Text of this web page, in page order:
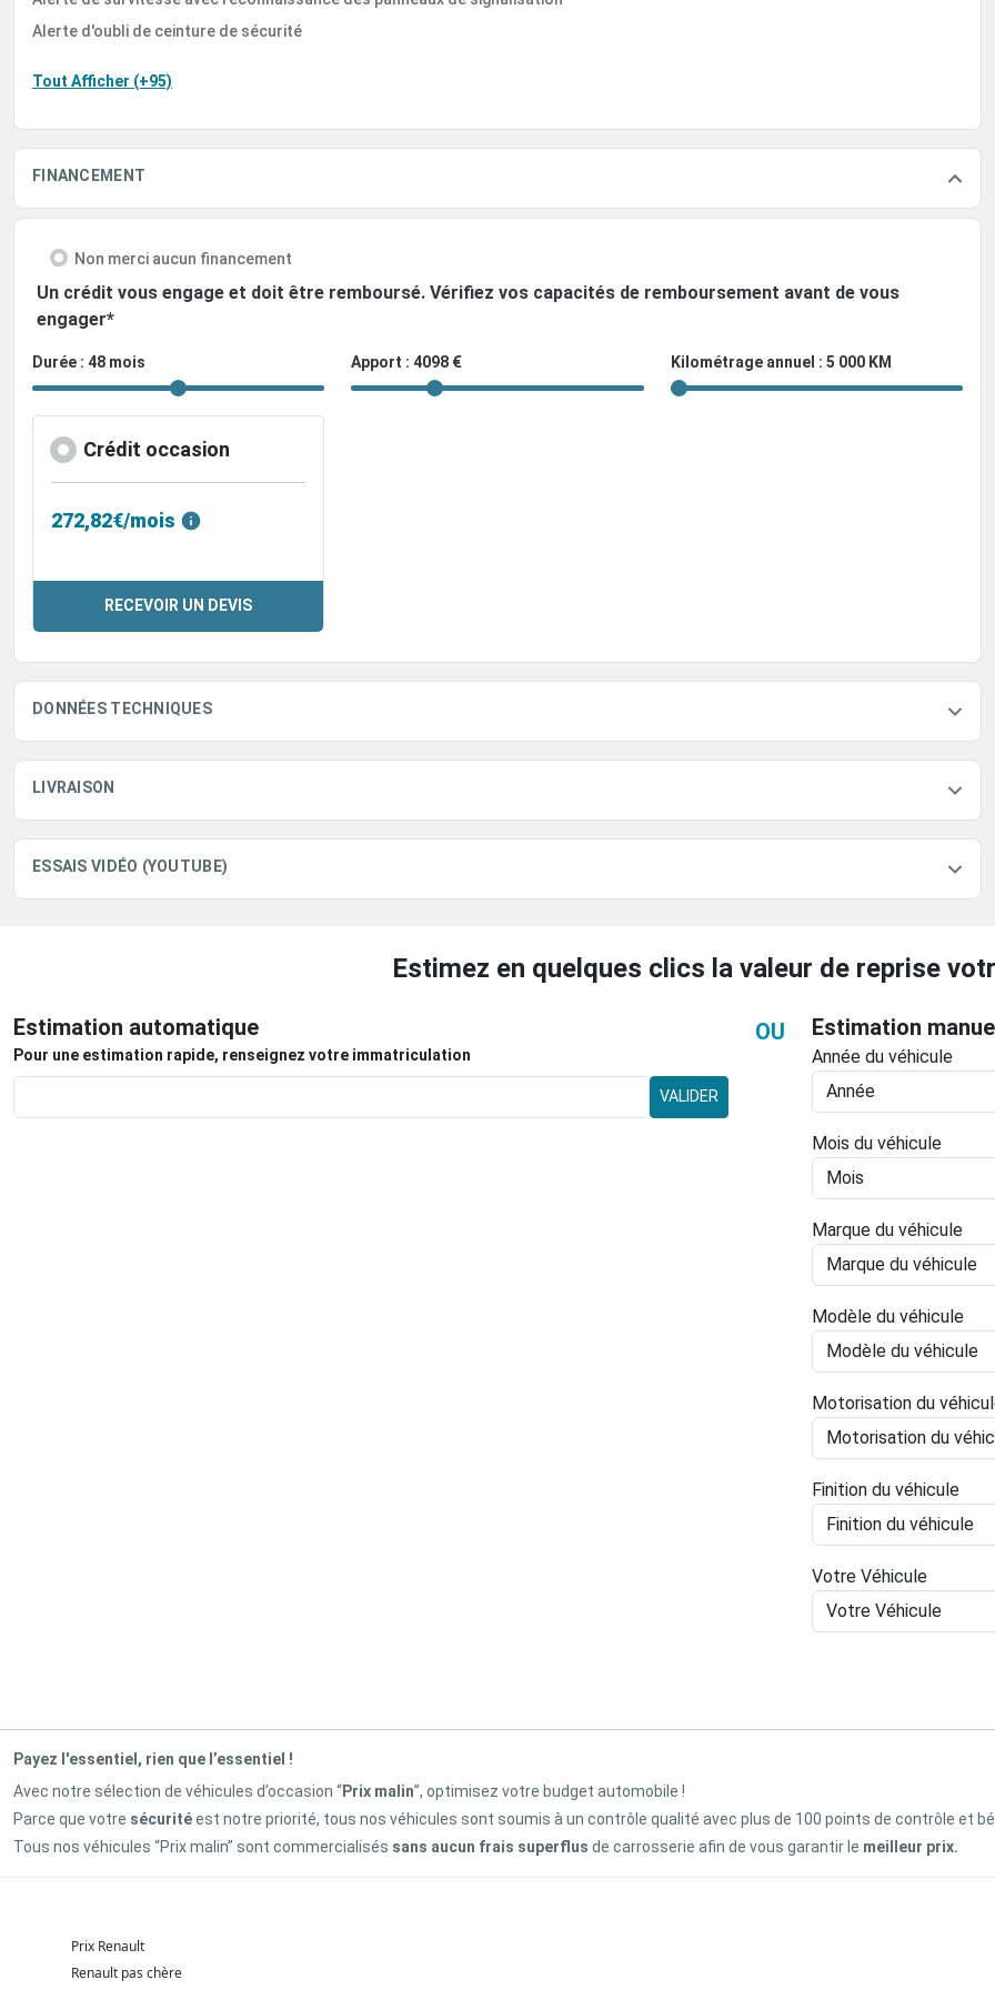
Alerte d'oubli de ceinture de sécurité
Tout Afficher (+95)
FINANCEMENT
Non merci aucun financement
Un crédit vous engage et doit être remboursé. Vérifiez vos capacités de remboursement avant de vous
engager*
Durée : 48 mois Apport : 4098 € Kilométrage annuel : 5 000 KM
Crédit occasion
272,82€/mois
RECEVOIR UN DEVIS
DONNÉES TECHNIQUES
LIVRAISON
ESSAIS VIDÉO (YOUTUBE)
Estimez en quelques clics la valeur de reprise
Estimation automatique
Pour une estimation rapide, renseignez votre immatriculation
VALIDER
OU Estimation
Année du véhicule
Mois du véhicule
Marque du véhicule
Modèle du véhicule
Motorisation du
Finition du véhicule
Votre Véhicule
Payez l'essentiel, rien que l’essentiel !
Avec notre sélection de véhicules d’occasion “Prix malin”, optimisez votre budget automobile !
Parce que votre sécuritéest notre priorité, tous nos véhicules sont soumis à un contrôle qualité avec plus de 100 points de contrôle et
Tous nos véhicules “Prix malin” sont commercialisés sans aucun frais superflus de carrosserie afin de vous garantir le meilleur prix.
Prix Renault
Renault pas chère